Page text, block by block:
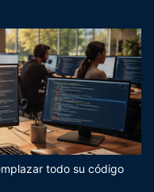
todo su código